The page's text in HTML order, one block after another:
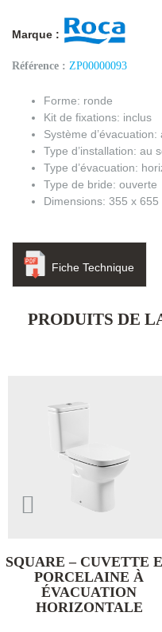
Marque :
Référence : ZP00000093
Forme: ronde
Kit de fixations: inclus
Système
Type d’installation: au
Type d’évacuation:
Type de bride: ouverte
Dimensions: 355 x 655
Fiche Technique
PRODUITS DE
SQUARE – CUVETTE
PORCELAINE À
ÉVACUATION
HORIZONTALE